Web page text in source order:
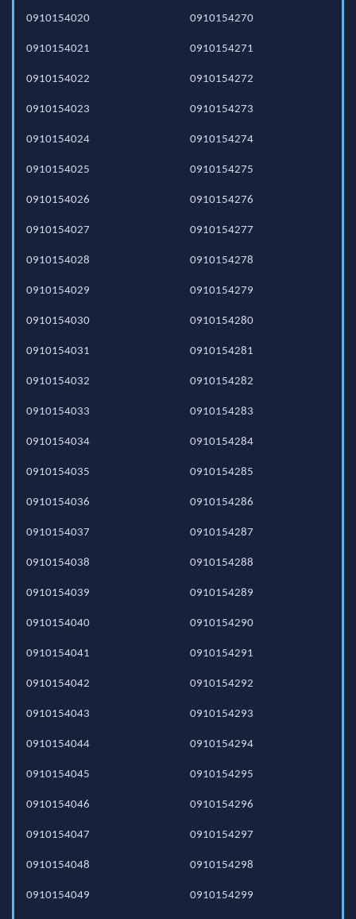
0910154020
0910154021
0910154022
0910154023
0910154024
0910154025
0910154026
0910154027
0910154028
0910154029
0910154030
0910154031
0910154032
0910154033
0910154034
0910154035
0910154036
0910154037
0910154038
0910154039
0910154040
0910154041
0910154042
0910154043
0910154044
0910154045
0910154046
0910154047
0910154048
0910154049
0910154270
0910154271
0910154272
0910154273
0910154274
0910154275
0910154276
0910154277
0910154278
0910154279
0910154280
0910154281
0910154282
0910154283
0910154284
0910154285
0910154286
0910154287
0910154288
0910154289
0910154290
0910154291
0910154292
0910154293
0910154294
0910154295
0910154296
0910154297
0910154298
0910154299